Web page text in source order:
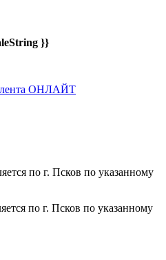
}}
лента ОНЛАЙТ
по г. Псков по указанному
по г. Псков по указанному